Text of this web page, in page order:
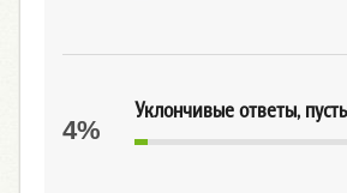
Уклончивые ответы,
4%